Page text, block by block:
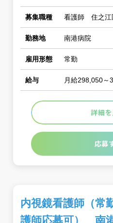
募集職種 看護師 住之江
勤務地 南港病院
雇用形態 常勤
給与 月給298,050～
詳細
応募
内視鏡看護師（常
護師応募可） 南